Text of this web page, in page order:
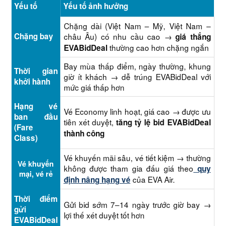
Yếu tố Yếu tố ảnh hưởng
Chặng bay
Chặng dài (Việt Nam – Mỹ, Việt Nam –
châu Âu) có nhu cầu cao → giá thắng
EVABidDealthường cao hơn chặng ngắn
Thời gian
khởi hành
Bay mùa thấp điểm, ngày thường, khung
giờ ít khách → dễ trúng EVABidDeal với
mức giá thấp hơn
Hạng vé
ban đầu
(Fare
Class)
Vé Economy linh hoạt, giá cao → được ưu
tiên xét duyệt, tăng tỷ lệ bid EVABidDeal
thành công
Vé khuyến
mại, vé rẻ
Vé khuyến mãi sâu, vé tiết kiệm → thường
không được tham gia đấu giá theo quy
định nâng hạng vé của EVA Air.
Thời điểm
gửi
EVABidDeal
Gửi bid sớm 7–14 ngày trước giờ bay →
lợi thế xét duyệt tốt hơn